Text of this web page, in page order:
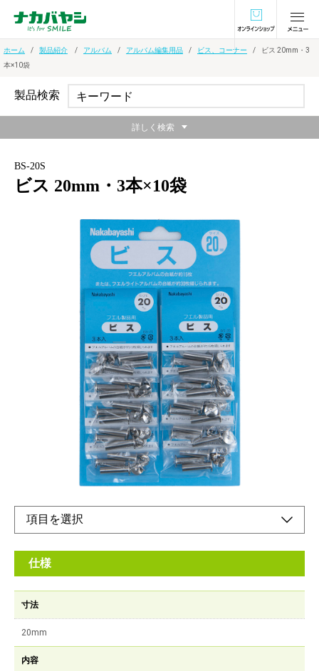
オンラインショ
ホーム 製品紹介 アルバム アルバム編集用品 ビス、コーナー
ビス 20mm・3
本×10袋
BS-20S
ビス 20mm・3本×10袋
アルバム用ビス
メーカー希望小売価格：
+ 税
ビスは自家製アルバム、資料集などの製本に便利です。綴じる書
類の厚みに合わせてお選び下さい。フックに吊るして販売できま
す。10袋が1シートに収まります。
オンラインショップ
仕様
寸法
20mm
内容
製品検索
詳しく検索